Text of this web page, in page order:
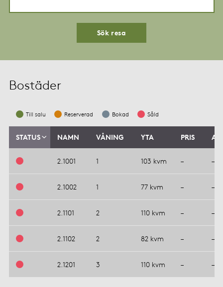
Sök resa
Bostäder
Till salu Reserverad Bokad Såld
STATUS NAMN VÅNING YTA PRIS
2.1001 1 103 kvm – –
2.1002 1 77 kvm – –
2.1101 2 110 kvm – –
2.1102 2 82 kvm – –
2.1201 3 110 kvm – –